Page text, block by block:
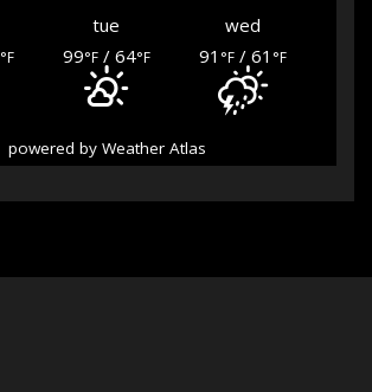
tue
wed
°F 99°F/ 64°F 91 °F/ 61 °F
powered by Weather Atlas